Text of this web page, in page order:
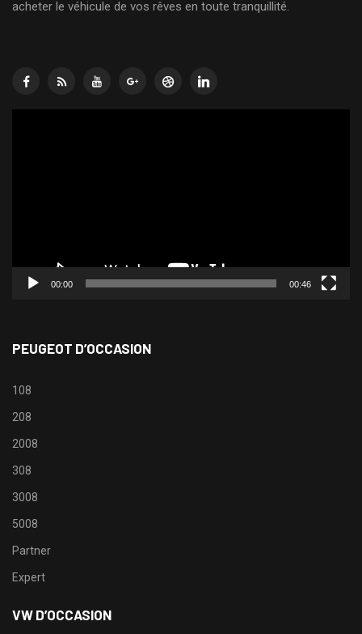
acheter le véhicule de vos rêves en toute tranquillité.
00:00 00:46
PEUGEOT D’OCCASION
108
208
2008
308
3008
5008
Partner
Expert
VW D’OCCASION